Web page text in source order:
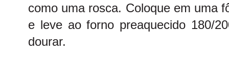
como uma rosca. Coloque em uma
e leve ao forno preaquecido 180/
dourar.